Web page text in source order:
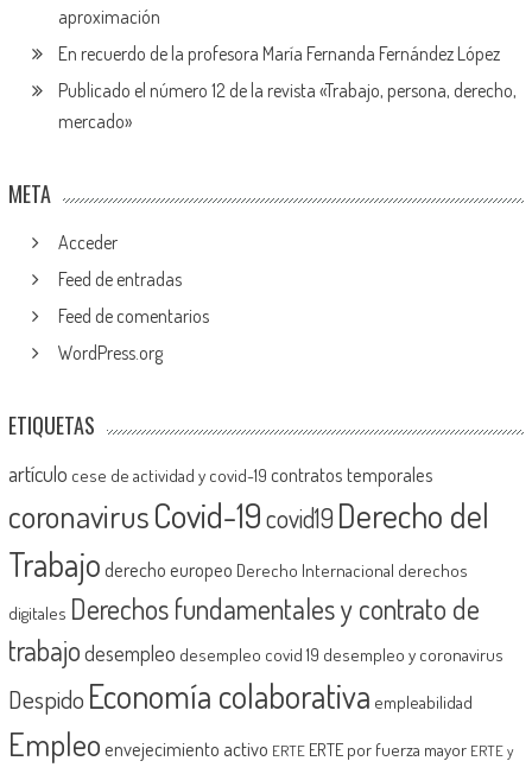
aproximación
En recuerdo de la profesora María Fernanda Fernández López
Publicado el número 12 de la revista «Trabajo, persona, derecho,
mercado»
META
Acceder
Feed de entradas
Feed de comentarios
WordPress.org
ETIQUETAS
artículo cese de actividad y covid-19 contratos temporales
coronavirusCovid-19covid19 Derecho del
Trabajoderecho europeo Derecho Internacional derechos
digitales Derechos fundamentales y contrato de
trabajodesempleo desempleo covid 19 desempleo y coronavirus
Despido Economía colaborativa empleabilidad
Empleoenvejecimiento activo ERTE ERTE por fuerza mayor ERTE y